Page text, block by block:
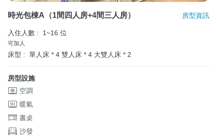
時光包棟A（1間四人房+4間三人房） 房型資訊
入住人數 : 1~16 位
可加人
床型 : 單人床 * 4 雙人床 * 4 大雙人床 * 2
房型設施
空調
暖氣
書桌
沙發